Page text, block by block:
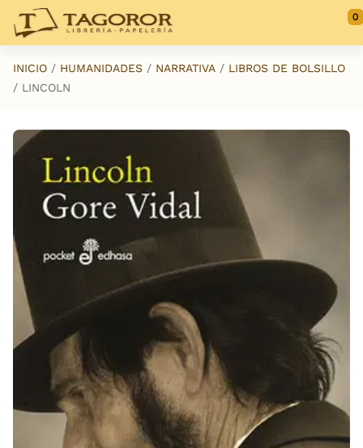
Saltar al contenido principal
0
INICIO HUMANIDADES NARRATIVA
LIBROS DE BOLSILLO
LINCOLN